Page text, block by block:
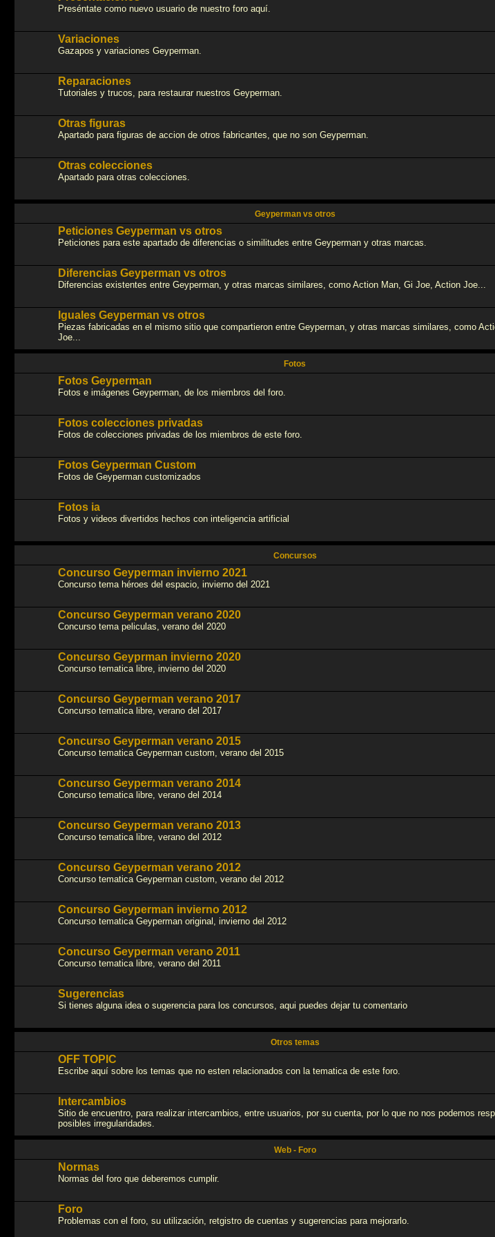
Preséntate como nuevo usuario de nuestro foro aquí.
Variaciones
Gazapos y variaciones Geyperman.
Reparaciones
Tutoriales y trucos, para restaurar nuestros Geyperman.
Otras figuras
Apartado para figuras de accion de otros fabricantes, que no son Geyperman.
Otras colecciones
Apartado para otras colecciones.
Geyperman vs otros
Peticiones Geyperman vs otros
Peticiones para este apartado de diferencias o similitudes entre Geyperman y otras marcas.
Diferencias Geyperman vs otros
Diferencias existentes entre Geyperman, y otras marcas similares, como Action Man, Gi Joe, Action Joe...
Iguales Geyperman vs otros
Piezas fabricadas en el mismo sitio que compartieron entre Geyperman, y otras marcas similares, como
Joe...
Fotos
Fotos Geyperman
Fotos e imágenes Geyperman, de los miembros del foro.
Fotos colecciones privadas
Fotos de colecciones privadas de los miembros de este foro.
Fotos Geyperman Custom
Fotos de Geyperman customizados
Fotos ia
Fotos y videos divertidos hechos con inteligencia artificial
Concursos
Concurso Geyperman invierno 2021
Concurso tema héroes del espacio, invierno del 2021
Concurso Geyperman verano 2020
Concurso tema peliculas, verano del 2020
Concurso Geyprman invierno 2020
Concurso tematica libre, invierno del 2020
Concurso Geyperman verano 2017
Concurso tematica libre, verano del 2017
Concurso Geyperman verano 2015
Concurso tematica Geyperman custom, verano del 2015
Concurso Geyperman verano 2014
Concurso tematica libre, verano del 2014
Concurso Geyperman verano 2013
Concurso tematica libre, verano del 2012
Concurso Geyperman verano 2012
Concurso tematica Geyperman custom, verano del 2012
Concurso Geyperman invierno 2012
Concurso tematica Geyperman original, invierno del 2012
Concurso Geyperman verano 2011
Concurso tematica libre, verano del 2011
Sugerencias
Si tienes alguna idea o sugerencia para los concursos, aqui puedes dejar tu comentario
Otros temas
OFF TOPIC
Escribe aquí sobre los temas que no esten relacionados con la tematica de este foro.
Intercambios
Sitio de encuentro, para realizar intercambios, entre usuarios, por su cuenta, por lo que no nos podemos
posibles irregularidades.
Web - Foro
Normas
Normas del foro que deberemos cumplir.
Foro
Problemas con el foro, su utilización, retgistro de cuentas y sugerencias para mejorarlo.